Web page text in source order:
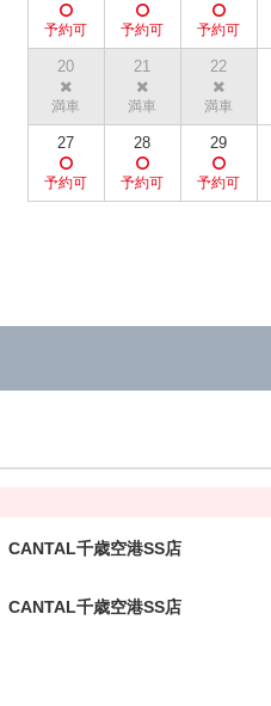
20 21 22
27 28 29
CANTAL千歳空港SS店
CANTAL千歳空港SS店